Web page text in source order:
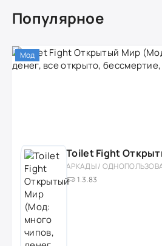
Популярное
Мод
1.3.83